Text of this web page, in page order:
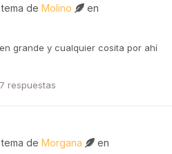
de Molino en
grande y cualquier cosita por ahí
7 respuestas
de Morgana en